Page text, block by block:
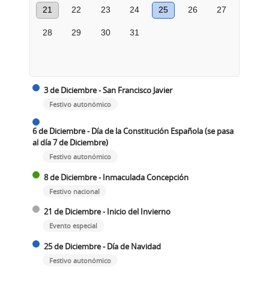
21 22 23 24 25 26 27
28 29 30 31
3 de Diciembre - San Francisco Javier
Festivo autonómico
6 de Diciembre - Día de la Constitución Española (se pasa
al día 7 de Diciembre)
Festivo autonómico
8 de Diciembre - Inmaculada Concepción
Festivo nacional
21 de Diciembre - Inicio del Invierno
Evento especial
25 de Diciembre - Día de Navidad
Festivo autonómico